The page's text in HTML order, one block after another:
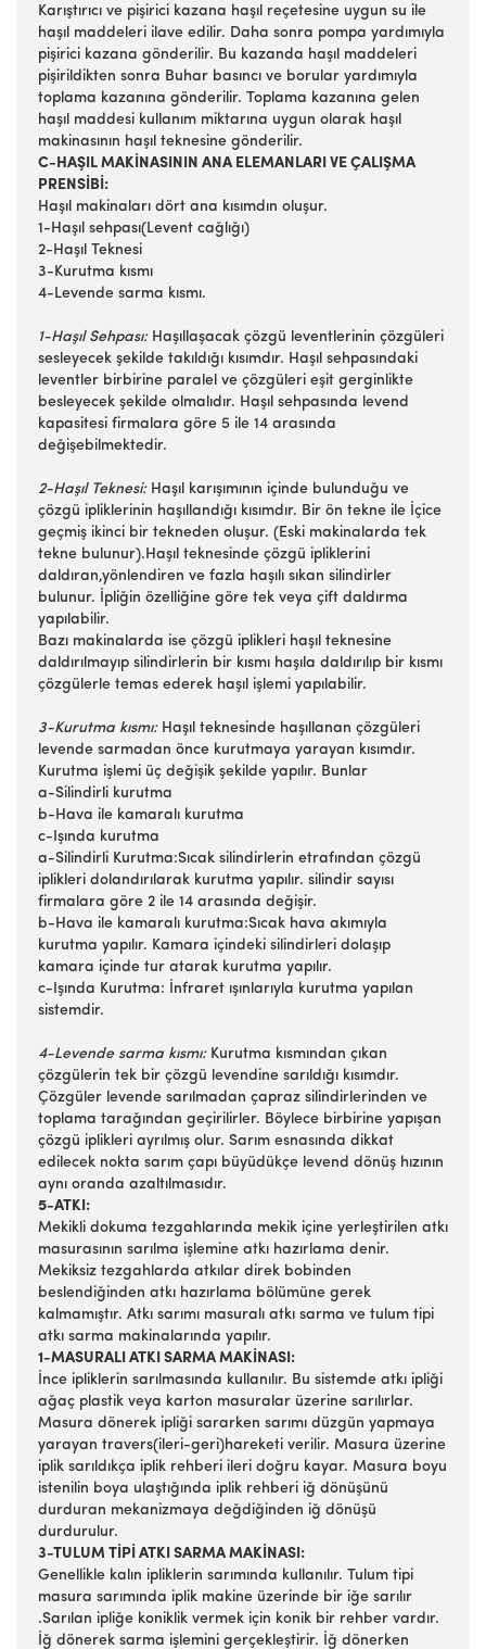
Karıştırıcı ve pişirici kazana haşıl reçetesine uygun su ile
haşıl maddeleri ilave edilir. Daha sonra pompa yardımıyla
pişirici kazana gönderilir. Bu kazanda haşıl maddeleri
pişirildikten sonra Buhar basıncı ve borular yardımıyla
toplama kazanına gönderilir. Toplama kazanına gelen
haşıl maddesi kullanım miktarına uygun olarak haşıl
makinasının haşıl teknesine gönderilir.
C-HAŞIL MAKİNASININ ANA ELEMANLARI VE ÇALIŞMA
PRENSİBİ:
Haşıl makinaları dört ana kısımdın oluşur.
1-Haşıl sehpası(Levent cağlığı)
2-Haşıl Teknesi
3-Kurutma kısmı
4-Levende sarma kısmı.
1-Haşıl Sehpası: Haşıllaşacak çözgü leventlerinin çözgüleri
sesleyecek şekilde takıldığı kısımdır. Haşıl sehpasındaki
leventler birbirine paralel ve çözgüleri eşit gerginlikte
besleyecek şekilde olmalıdır. Haşıl sehpasında levend
kapasitesi firmalara göre 5 ile 14 arasında
değişebilmektedir.
2-Haşıl Teknesi:Haşıl karışımının içinde bulunduğu ve
çözgü ipliklerinin haşıllandığı kısımdır. Bir ön tekne ile İçice
geçmiş ikinci bir tekneden oluşur. (Eski makinalarda tek
tekne bulunur).Haşıl teknesinde çözgü ipliklerini
daldıran,yönlendiren ve fazla haşılı sıkan silindirler
bulunur. İpliğin özelliğine göre tek veya çift daldırma
yapılabilir.
Bazı makinalarda ise çözgü iplikleri haşıl teknesine
daldırılmayıp silindirlerin bir kısmı haşıla daldırılıp bir kısmı
çözgülerle temas ederek haşıl işlemi yapılabilir.
3-Kurutma kısmı: Haşıl teknesinde haşıllanan çözgüleri
levende sarmadan önce kurutmaya yarayan kısımdır.
Kurutma işlemi üç değişik şekilde yapılır. Bunlar
a-Silindirli kurutma
b-Hava ile kamaralı kurutma
c-Işında kurutma
a-Silindirli Kurutma:Sıcak silindirlerin etrafından çözgü
iplikleri dolandırılarak kurutma yapılır. silindir sayısı
firmalara göre 2 ile 14 arasında değişir.
b-Hava ile kamaralı kurutma:Sıcak hava akımıyla
kurutma yapılır. Kamara içindeki silindirleri dolaşıp
kamara içinde tur atarak kurutma yapılır.
c-Işında Kurutma: İnfraret ışınlarıyla kurutma yapılan
sistemdir.
4-Levende sarma kısmı:Kurutma kısmından çıkan
çözgülerin tek bir çözgü levendine sarıldığı kısımdır.
Çözgüler levende sarılmadan çapraz silindirlerinden ve
toplama tarağından geçirilirler. Böylece birbirine yapışan
çözgü iplikleri ayrılmış olur. Sarım esnasında dikkat
edilecek nokta sarım çapı büyüdükçe levend dönüş hızının
aynı oranda azaltılmasıdır.
5-ATKI:
Mekikli dokuma tezgahlarında mekik içine yerleştirilen atkı
masurasının sarılma işlemine atkı hazırlama denir.
Mekiksiz tezgahlarda atkılar direk bobinden
beslendiğinden atkı hazırlama bölümüne gerek
kalmamıştır. Atkı sarımı masuralı atkı sarma ve tulum tipi
atkı sarma makinalarında yapılır.
1-MASURALI ATKI SARMA MAKİNASI:
İnce ipliklerin sarılmasında kullanılır. Bu sistemde atkı ipliği
ağaç plastik veya karton masuralar üzerine sarılırlar.
Masura dönerek ipliği sararken sarımı düzgün yapmaya
yarayan travers(ileri-geri)hareketi verilir. Masura üzerine
iplik sarıldıkça iplik rehberi ileri doğru kayar. Masura boyu
istenilin boya ulaştığında iplik rehberi iğ dönüşünü
durduran mekanizmaya değdiğinden iğ dönüşü
durdurulur.
3-TULUM TİPİ ATKI SARMA MAKİNASI:
Genellikle kalın ipliklerin sarımında kullanılır. Tulum tipi
masura sarımında iplik makine üzerinde bir iğe sarılır
.Sarılan ipliğe koniklik vermek için konik bir rehber vardır.
İğ dönerek sarma işlemini gerçekleştirir. İğ dönerken